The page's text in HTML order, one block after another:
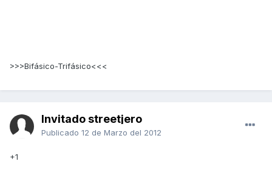
>>>Bifásico-Trifásico<<<
Invitado streetjero
Publicado 12 de Marzo del 2012
+1